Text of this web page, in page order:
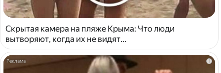
Скрытая камера на пляже Крыма: Что люди
вытворяют, когда их не видят...
i